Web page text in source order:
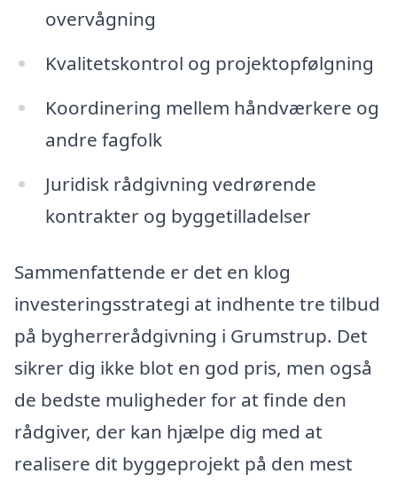
overvågning
Kvalitetskontrol og projektopfølgning
Koordinering mellem håndværkere og
andre fagfolk
Juridisk rådgivning vedrørende
kontrakter og byggetilladelser
Sammenfattende er det en klog
investeringsstrategi at indhente tre tilbud
på bygherrerådgivning i Grumstrup. Det
sikrer dig ikke blot en god pris, men også
de bedste muligheder for at finde den
rådgiver, der kan hjælpe dig med at
realisere dit byggeprojekt på den mest